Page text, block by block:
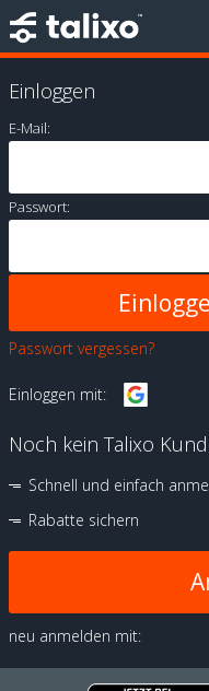
Einloggen
E-Mail:
Passwort:
Passwort vergessen?
Einloggen mit:
Noch kein Talixo
Schnell und einfach
Rabatte sichern
neu anmelden mit: